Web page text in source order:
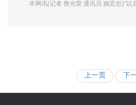
本网讯(记者 詹光荣 通讯员 姚宏忠)“以
上一页 下